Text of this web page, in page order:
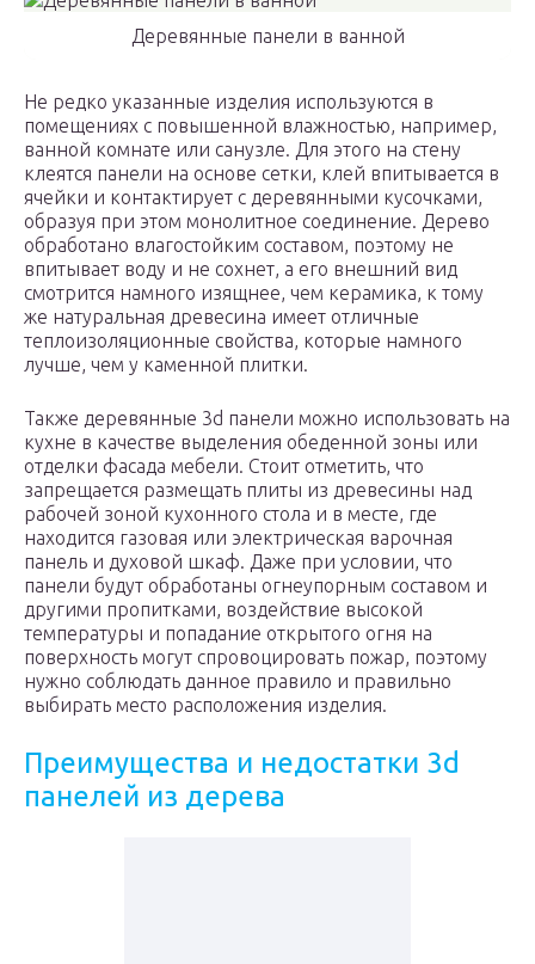
Деревянные панели в ванной
Не редко указанные изделия используются в
помещениях с повышенной влажностью, например,
ванной комнате или санузле. Для этого на стену
клеятся панели на основе сетки, клей впитывается в
ячейки и контактирует с деревянными кусочками,
образуя при этом монолитное соединение. Дерево
обработано влагостойким составом, поэтому не
впитывает воду и не сохнет, а его внешний вид
смотрится намного изящнее, чем керамика, к тому
же натуральная древесина имеет отличные
теплоизоляционные свойства, которые намного
лучше, чем у каменной плитки.
Также деревянные 3d панели можно использовать на
кухне в качестве выделения обеденной зоны или
отделки фасада мебели. Стоит отметить, что
запрещается размещать плиты из древесины над
рабочей зоной кухонного стола и в месте, где
находится газовая или электрическая варочная
панель и духовой шкаф. Даже при условии, что
панели будут обработаны огнеупорным составом и
другими пропитками, воздействие высокой
температуры и попадание открытого огня на
поверхность могут спровоцировать пожар, поэтому
нужно соблюдать данное правило и правильно
выбирать место расположения изделия.
Преимущества и недостатки 3d
панелей из дерева